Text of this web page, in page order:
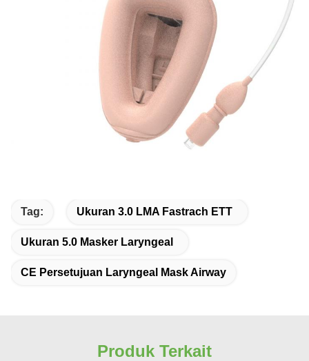
Tag: Ukuran 3.0 LMA Fastrach ETT
Ukuran 5.0 Masker Laryngeal
CE Persetujuan Laryngeal Mask Airway
Produk Terkait